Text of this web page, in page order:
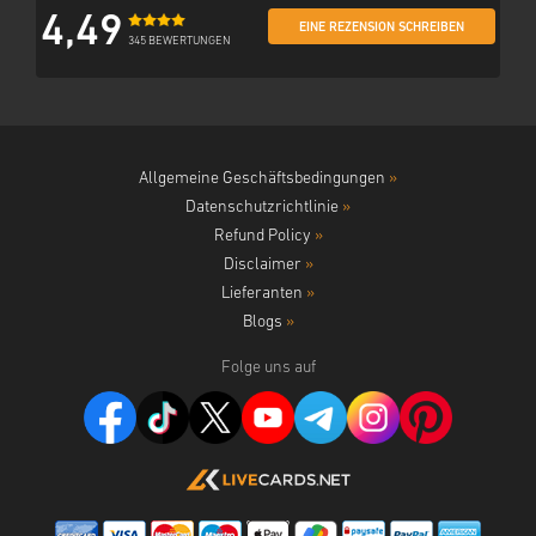
4,49 345 BEWERTUNGEN
EINE REZENSION SCHREIBEN
Allgemeine Geschäftsbedingungen »
Datenschutzrichtlinie »
Refund Policy »
Disclaimer »
Lieferanten »
Blogs »
Folge uns auf